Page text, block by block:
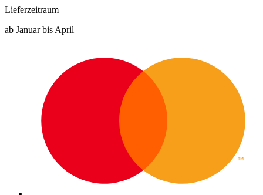
Lieferzeitraum
ab Januar bis April